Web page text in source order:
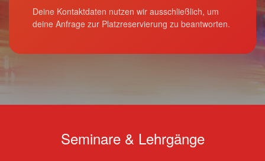
Deine Kontaktdaten nutzen wir ausschließlich, um
deine Anfrage zur Platzreservierung zu beantworten.
Seminare & Lehrgänge